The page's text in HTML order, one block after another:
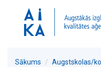
Sākums Augstskolas/